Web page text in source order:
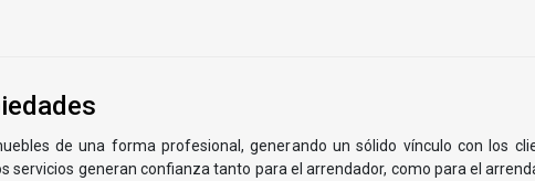
de una forma profesional, generando un sólido vínculo con los
servicios generan confianza tanto para el arrendador, como para el